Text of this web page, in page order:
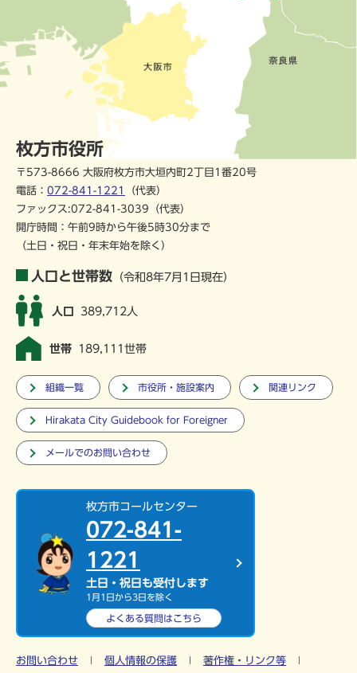
枚方市役所
〒573-8666 大阪府枚方市大垣内町2丁目1番20号
電話： 072-841-1221
（代表）
ファックス:072-841-3039（代表）
開庁時間：午前9時から午後5時30分まで
（土日・祝日・年末年始を除く）
人口と世帯数 （令和8年7月1日現在）
人口 389,712人
世帯 189,111世帯
組織一覧 市役所・施設案内 関連リンク
Hirakata City Guidebook for Foreigner
メールでのお問い合わせ
枚方市コールセンター
072-841-
1221
土日・祝日も受付します
1月1日から3日を除く
よくある質問はこちら
お問い合わせ 個人情報の保護 著作権・リンク等